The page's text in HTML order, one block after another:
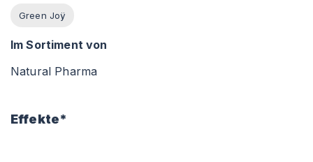
Green Joÿ
Im Sortiment von
Natural Pharma
Effekte*